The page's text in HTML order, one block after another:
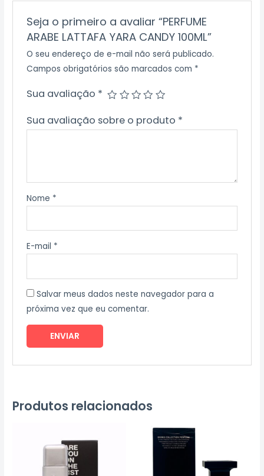
Seja o primeiro a avaliar “PERFUME
ARABE LATTAFA YARA CANDY 100ML”
O seu endereço de e-mail não será publicado.
Campos obrigatórios são marcados com *
Sua avaliação *
Sua avaliação sobre o produto *
Nome *
E-mail *
Salvar meus dados neste navegador para a
próxima vez que eu comentar.
Produtos relacionados